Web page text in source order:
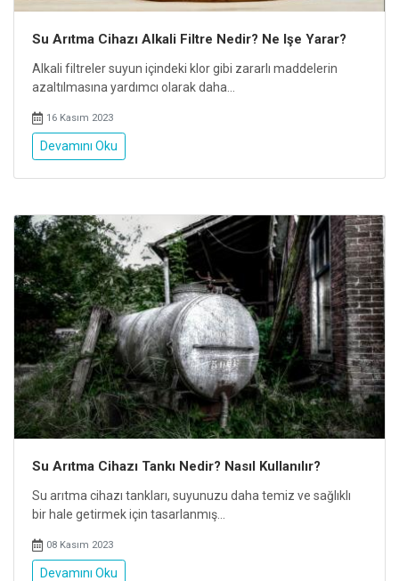
Su Arıtma Cihazı Alkali Filtre Nedir? Ne Işe Yarar?
Alkali filtreler suyun içindeki klor gibi zararlı maddelerin
azaltılmasına yardımcı olarak daha...
16 Kasım 2023
Devamını Oku
Su Arıtma Cihazı Tankı Nedir? Nasıl Kullanılır?
Su arıtma cihazı tankları, suyunuzu daha temiz ve sağlıklı
bir hale getirmek için tasarlanmış...
08 Kasım 2023
Devamını Oku